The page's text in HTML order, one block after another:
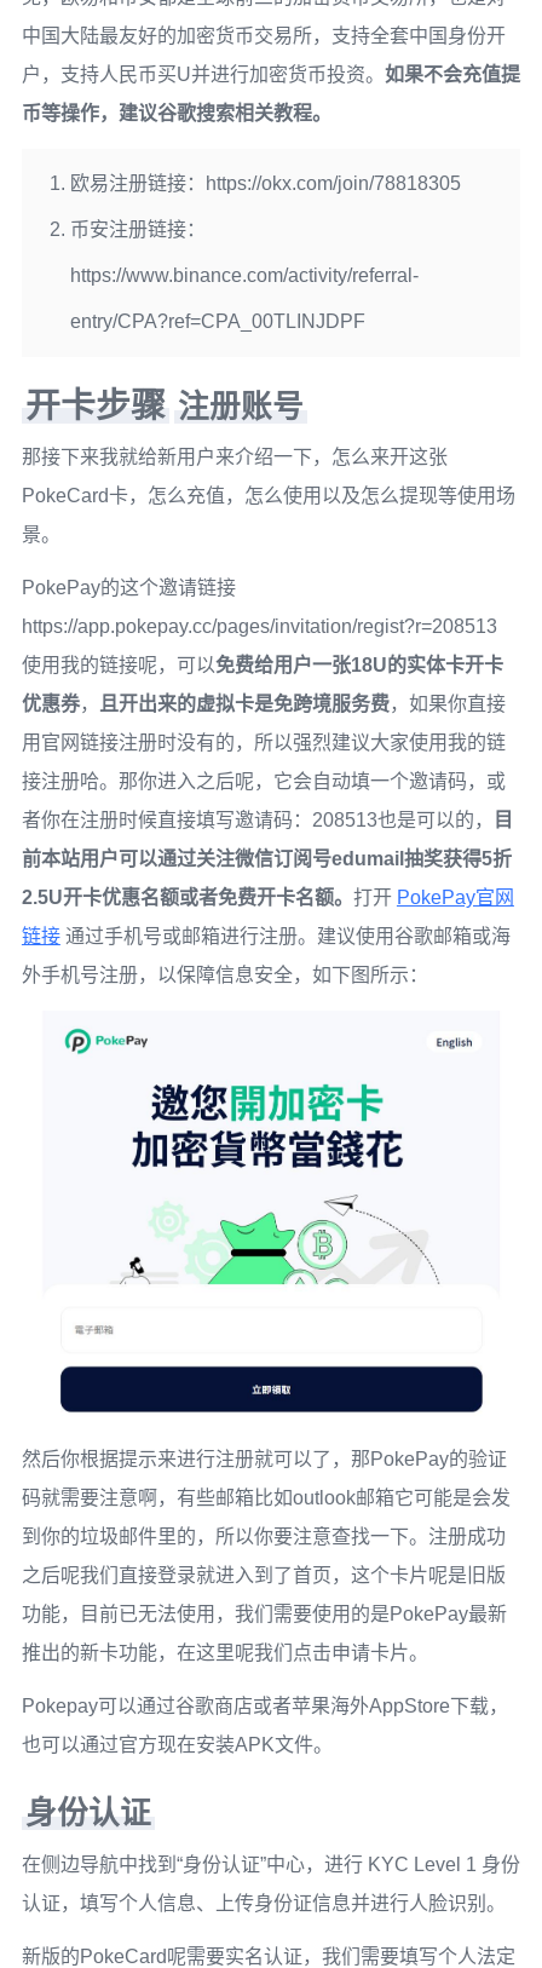
中国大陆最友好的加密货币交易所，支持全套中国身份开
户，支持人民币买U并进行加密货币投资。 如果不会充值提
币等操作，建议谷歌搜索相关教程。
欧易注册链接：https://okx.com/join/78818305
币安注册链接：
https://www.binance.com/activity/referral-
entry/CPA?ref=CPA_00TLINJDPF
开卡步骤 注册账号
那接下来我就给新用户来介绍一下，怎么来开这张
PokeCard卡，怎么充值，怎么使用以及怎么提现等使用场
景。
PokePay的这个邀请链接
https://app.pokepay.cc/pages/invitation/regist?r=208513
使用我的链接呢，可以免费给用户一张18U的实体卡开卡
优惠券， 且开出来的虚拟卡是免跨境服务费，如果你直接
用官网链接注册时没有的，所以强烈建议大家使用我的链
接注册哈。那你进入之后呢，它会自动填一个邀请码，或
者你在注册时候直接填写邀请码：208513也是可以的，
目
前本站用户可以通过关注微信订阅号edumail抽奖获得5折
2.5U开卡优惠名额或者免费开卡名额。 打开 PokePay官网
链接通过手机号或邮箱进行注册。建议使用谷歌邮箱或海
外手机号注册，以保障信息安全，如下图所示：
然后你根据提示来进行注册就可以了，那PokePay的验证
码就需要注意啊，有些邮箱比如outlook邮箱它可能是会发
到你的垃圾邮件里的，所以你要注意查找一下。注册成功
之后呢我们直接登录就进入到了首页，这个卡片呢是旧版
功能，目前已无法使用，我们需要使用的是PokePay最新
推出的新卡功能，在这里呢我们点击申请卡片。
Pokepay可以通过谷歌商店或者苹果海外AppStore下载，
也可以通过官方现在安装APK文件。
身份认证
在侧边导航中找到“身份认证”中心，进行 KYC Level 1 身份
认证，填写个人信息、上传身份证信息并进行人脸识别。
新版的PokeCard呢需要实名认证，我们需要填写个人法定